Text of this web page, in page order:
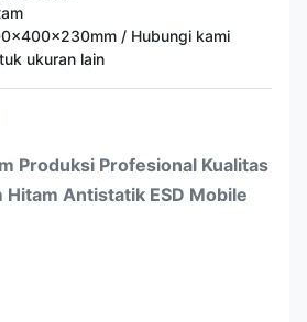
/ Hubungi kami
ukuran lain
Produksi Profesional Kualitas
Antistatik ESD Mobile